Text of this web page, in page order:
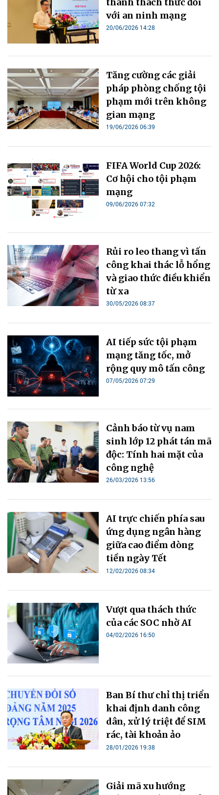
với an ninh mạng
20/06/2026 14:28
Tăng cường các giải
pháp phòng chống tội
phạm mới trên không
gian mạng
19/06/2026 06:39
FIFA World Cup 2026:
Cơ hội cho tội phạm
mạng
09/06/2026 07:32
Rủi ro leo thang vì tấn
công khai thác lỗ hổng
và giao thức điều khiển
từ xa
30/05/2026 08:37
AI tiếp sức tội phạm
mạng tăng tốc, mở
rộng quy mô tấn công
07/05/2026 07:29
Cảnh báo từ vụ nam
sinh lớp 12 phát tán mã
độc: Tính hai mặt của
công nghệ
26/03/2026 13:56
AI trực chiến phía sau
ứng dụng ngân hàng
giữa cao điểm dòng
tiền ngày Tết
12/02/2026 08:34
Vượt qua thách thức
của các SOC nhờ AI
04/02/2026 16:50
Ban Bí thư chỉ thị triển
khai định danh công
dân, xử lý triệt để SIM
rác, tài khoản ảo
28/01/2026 19:38
Giải mã xu hướng